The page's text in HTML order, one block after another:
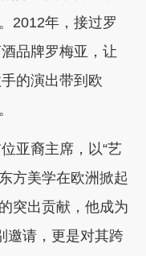
2012年，接过罗
品牌罗梅亚，让
的演出带到欧
亚裔主席，以“艺
方美学在欧洲掀起
突出贡献，他成为
邀请，更是对其跨